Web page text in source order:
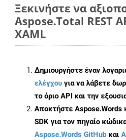
Ξεκινήστε να
Aspose.Total REST
XAML
Δημιουργήστε έναν
ελέγχου για να λάβετε
το όριο API και την
Αποκτήστε Aspose.Words
SDK για τον πηγαίο
Aspose.Words GitHub και